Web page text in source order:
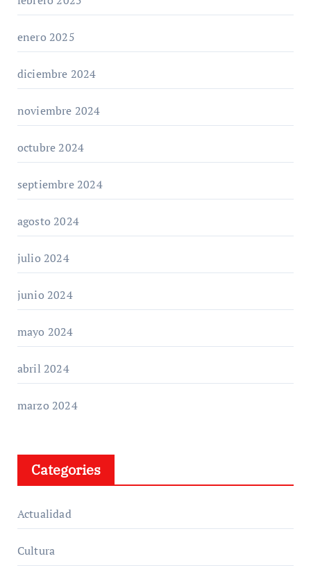
enero 2025
diciembre 2024
noviembre 2024
octubre 2024
septiembre 2024
agosto 2024
julio 2024
junio 2024
mayo 2024
abril 2024
marzo 2024
Categories
Actualidad
Cultura